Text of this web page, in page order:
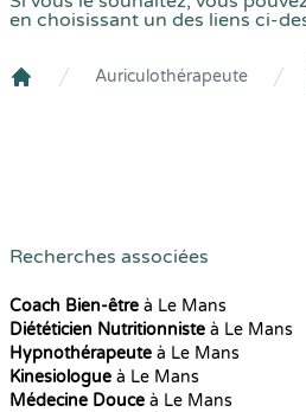
en choisissant un des liens ci-
Auriculothérapeute
Recherches associées
Coach Bien-être à Le Mans
Diététicien Nutritionniste à Le Mans
Hypnothérapeute à Le Mans
Kinesiologue à Le Mans
Médecine Douce à Le Mans